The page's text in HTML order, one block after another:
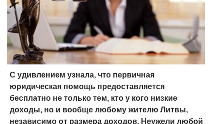
С удивлением узнала, что первичная
юридическая помощь предоставляется
бесплатно не только тем, кто у кого низкие
доходы, но и вообще любому жителю Литвы,
независимо от размера доходов. Неужели любой